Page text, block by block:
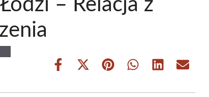
– Relacja z
Share
Share
(Twitter)
Share Share Share Share